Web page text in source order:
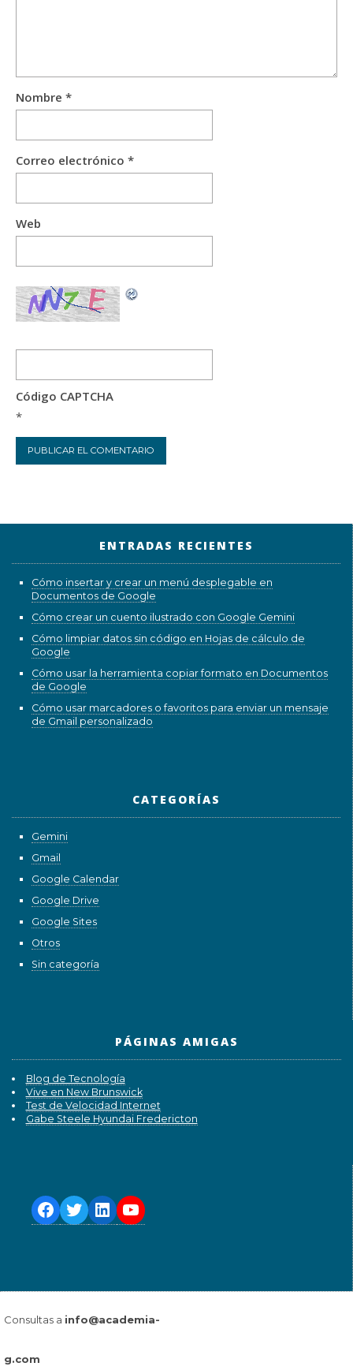
Nombre *
Correo electrónico *
Web
Código CAPTCHA
*
ENTRADAS RECIENTES
Cómo insertar y crear un menú desplegable en
Documentos de Google
Cómo crear un cuento ilustrado con Google Gemini
Cómo limpiar datos sin código en Hojas de cálculo de
Google
Cómo usar la herramienta copiar formato en Documentos
de Google
Cómo usar marcadores o favoritos para enviar un mensaje
de Gmail personalizado
CATEGORÍAS
Gemini
Gmail
Google Calendar
Google Drive
Google Sites
Otros
Sin categoría
PÁGINAS AMIGAS
Blog de Tecnología
Vive en New Brunswick
Test de Velocidad Internet
Gabe Steele Hyundai Fredericton
Consultas a info@academia-
g.com